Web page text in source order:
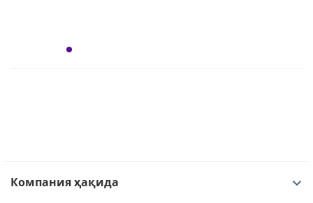
Компания ҳақида